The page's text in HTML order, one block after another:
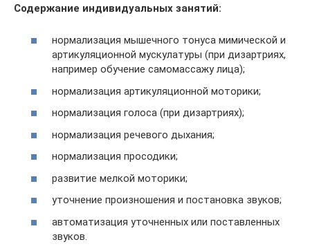
Содержание индивидуальных занятий:
нормализация мышечного тонуса мимической и
артикуляционной мускулатуры (при дизартриях,
например обучение самомассажу лица);
нормализация артикуляционной моторики;
нормализация голоса (при дизартриях);
нормализация речевого дыхания;
нормализация просодики;
развитие мелкой моторики;
уточнение произношения и постановка звуков;
автоматизация уточненных или поставленных
звуков.